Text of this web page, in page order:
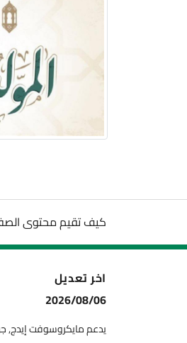
كيف تقيم محتوى
اخر تعديل
2026/08/06
يدعم مايكروسوفت